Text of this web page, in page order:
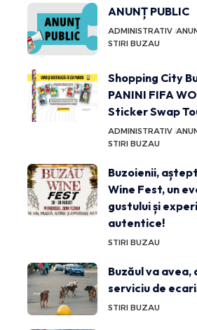
ANUNȚ PUBLIC
ADMINISTRATIV
STIRI BUZAU
Shopping City
PANINI FIFA
Sticker Swap
ADMINISTRATIV
STIRI BUZAU
Buzoienii,
Wine Fest, un
gustului și
autentice!
STIRI BUZAU
Buzăul va avea,
serviciu de
STIRI BUZAU